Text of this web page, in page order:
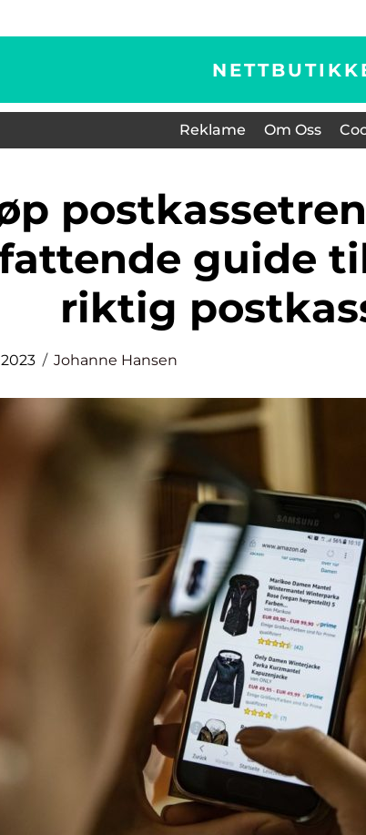
Reklame Om Oss
guide
riktig
Johanne Hansen